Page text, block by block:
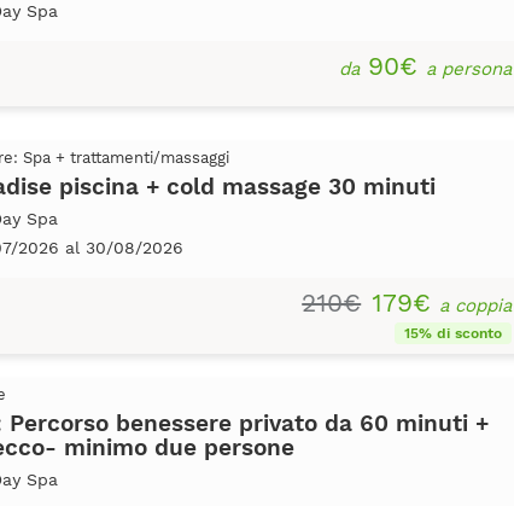
Spa
da90€ a persona
Spa + trattamenti/massaggi
piscina + cold massage 30 minuti
Spa
2026 al 30/08/2026
210€ 179€ a coppia
15% di sconto
Percorso benessere privato da 60 minuti +
minimo due persone
Spa